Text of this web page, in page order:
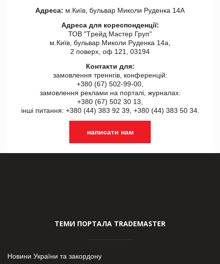
Адреса: м.Київ, бульвар Миколи Руденка 14А
Адреса для кореспонденції:
ТОВ "Tрейд Мастер Груп"
м.Київ, бульвар Миколи Руденка 14а,
2 поверх, оф 121, 03194
Контакти для:
замовлення треннгів, конференцій:
+380 (67) 502-99-00,
замовлення реклами на порталі, журналах:
+380 (67) 502 30 13,
інші питання: +380 (44) 383 92 39, +380 (44) 383 50 34.
написати нам
ТЕМИ ПОРТАЛА TRADEMASTER
Новини України та закордону